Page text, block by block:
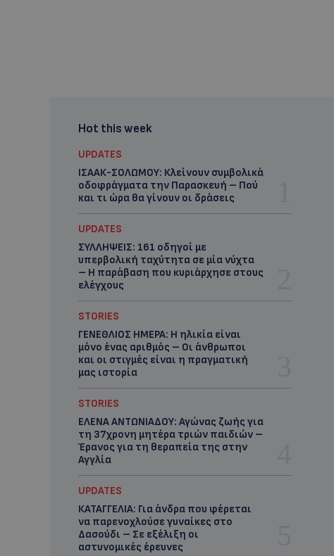
Hot this week
UPDATES
ΙΣΑΑΚ-ΣΟΛΩΜΟΥ: Κλείνουν συμβολικά
οδοφράγματα την Παρασκευή – Πού
και τι ώρα θα γίνουν οι δράσεις
UPDATES
ΣΥΛΛΗΨΕΙΣ: 161 οδηγοί με
υπερβολική ταχύτητα σε μία νύχτα
– Η παράβαση που κυριάρχησε στους
ελέγχους
STORIES
ΓΕΝΕΘΛΙΟΣ ΗΜΕΡΑ: Η ηλικία είναι
μόνο ένας αριθμός – Οι άνθρωποι
και οι στιγμές είναι η πραγματική
μας ιστορία
STORIES
ΕΛΕΝΑ ΑΝΤΩΝΙΑΔΟΥ: Αγώνας ζωής για
τη 37χρονη μητέρα τριών παιδιών –
Έρανος για τη θεραπεία της στην
Αγγλία
UPDATES
ΚΑΤΑΓΓΕΛΙΑ: Για άνδρα που φέρεται
να παρενοχλούσε γυναίκες στο
Δασούδι – Σε εξέλιξη οι
αστυνομικές έρευνες